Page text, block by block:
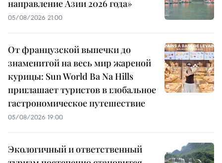
направление Азии 2026 года»
05/08/2026 21:00
От французской выпечки до
знаменитой на весь мир жареной
курицы: Sun World Ba Na Hills
приглашает туристов в глобальное
гастрономическое путешествие
05/08/2026 19:00
Экологичный и ответственный